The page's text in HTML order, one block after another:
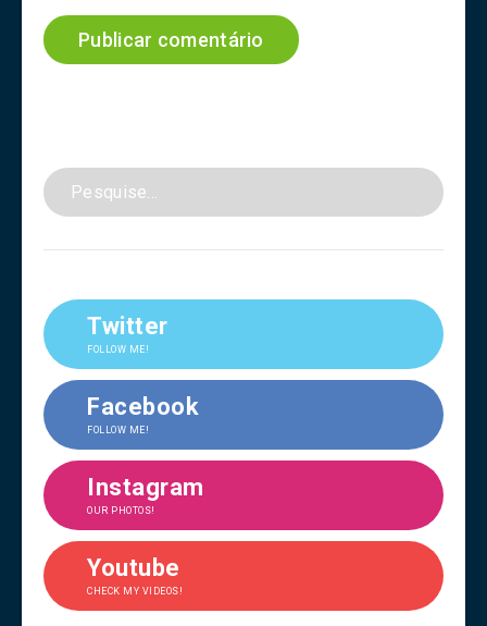
Twitter
FOLLOW ME!
Facebook
FOLLOW ME!
Instagram
OUR PHOTOS!
Youtube
CHECK MY VIDEOS!